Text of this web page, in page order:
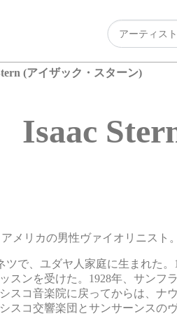
(アイザック・スターン)
Isaac
メリカの男性ヴァイオリニスト
で、ユダヤ人家庭に生まれた
スンを受けた。1928年、サン
スコ音楽院に戻ってからは、ナ
スコ交響楽団とサンサーンスの